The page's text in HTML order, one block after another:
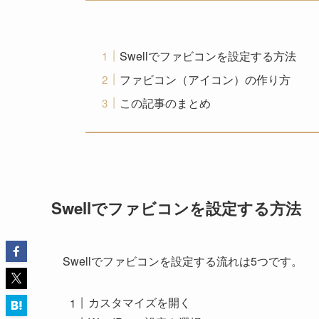
Swellでファビコンを設定する方法
ファビコン（アイコン）の作り方
この記事のまとめ
Swellでファビコンを設定する方法
Swellでファビコンを設定する流れは5つです。
カスタマイズを開く